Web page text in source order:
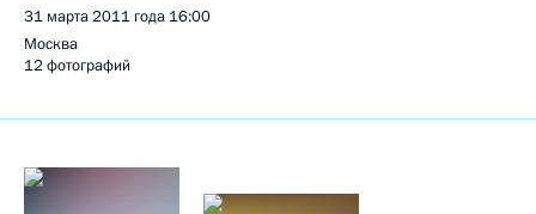
31 марта 2011 года 16:00
Москва
12 фотографий